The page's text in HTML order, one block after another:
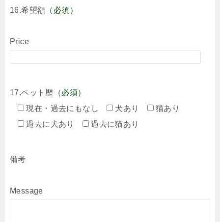
16.希望額 （必須）
Price
17.ペット歴 （必須）
現在・過去にもなし
犬あり
猫あり
過去に犬あり
過去に猫あり
備考
Message